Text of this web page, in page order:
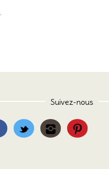
.
Suivez-nous